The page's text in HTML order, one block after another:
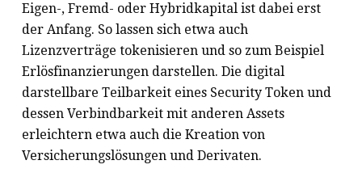
Eigen-, Fremd- oder Hybridkapital ist dabei erst
der Anfang. So lassen sich etwa auch
Lizenzverträge tokenisieren und so zum Beispiel
Erlösfinanzierungen darstellen. Die digital
darstellbare Teilbarkeit eines Security Token und
dessen Verbindbarkeit mit anderen Assets
erleichtern etwa auch die Kreation von
Versicherungslösungen und Derivaten.